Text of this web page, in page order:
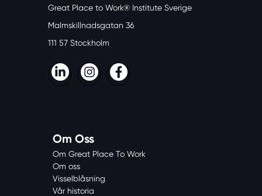
Great Place to Work® Institute Sverige
Malmskillnadsgatan 36
111 57 Stockholm
Om Oss
Om Great Place To Work
Om oss
Visselblåsning
Vår historia